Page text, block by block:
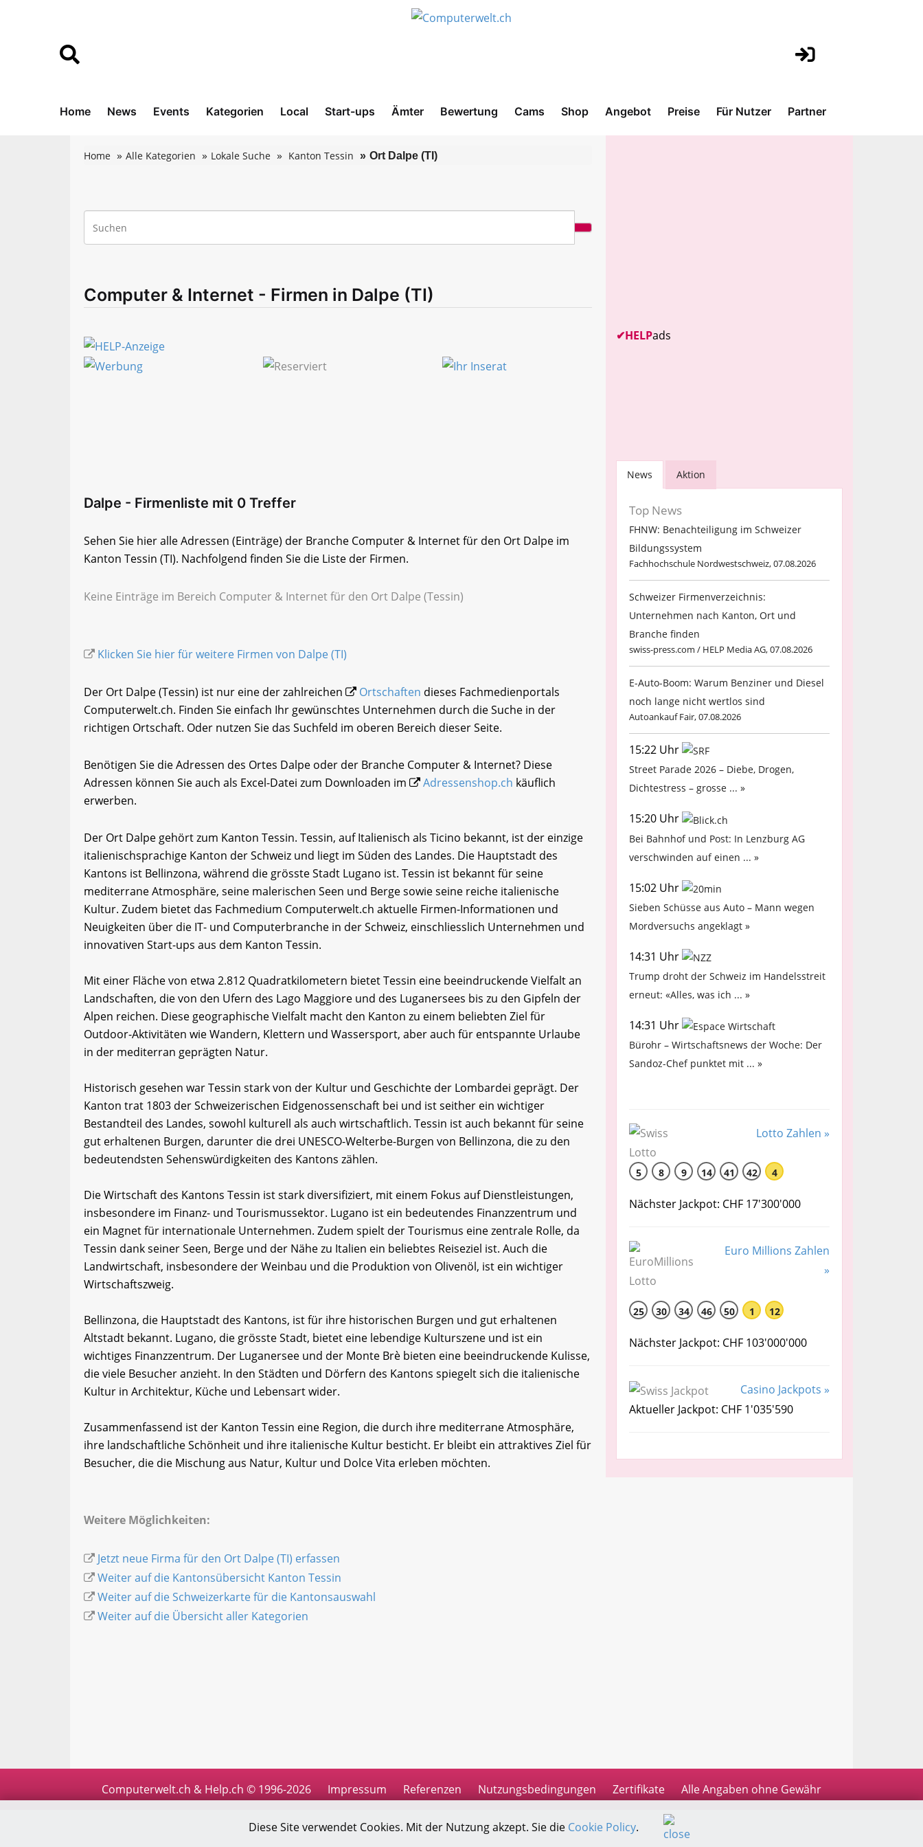
Home News Events Kategorien Local Start-ups Ämter Bewertung Cams Shop Angebot Preise Für Nutzer Partner
Home Alle Kategorien Lokale Suche Kanton Tessin Ort Dalpe (TI)
Computer & Internet - Firmen in Dalpe (TI)
Dalpe - Firmenliste mit 0 Treffer
Sehen Sie hier alle Adressen (Einträge) der Branche Computer & Internet für den Ort Dalpe im
Kanton Tessin (TI). Nachfolgend finden Sie die Liste der Firmen.
Keine Einträge im Bereich Computer & Internet für den Ort Dalpe (Tessin)
Klicken Sie hier für weitere Firmen von Dalpe (TI)
Der Ort Dalpe (Tessin) ist nur eine der zahlreichen Ortschaften dieses Fachmedienportals
Computerwelt.ch. Finden Sie einfach Ihr gewünschtes Unternehmen durch die Suche in der
richtigen Ortschaft. Oder nutzen Sie das Suchfeld im oberen Bereich dieser Seite.
Benötigen Sie die Adressen des Ortes Dalpe oder der Branche Computer & Internet? Diese
Adressen können Sie auch als Excel-Datei zum Downloaden im
Adressenshop.ch käuflich
erwerben.
Der Ort Dalpe gehört zum Kanton Tessin. Tessin, auf Italienisch als Ticino bekannt, ist der einzige
italienischsprachige Kanton der Schweiz und liegt im Süden des Landes. Die Hauptstadt des
Kantons ist Bellinzona, während die grösste Stadt Lugano ist. Tessin ist bekannt für seine
mediterrane Atmosphäre, seine malerischen Seen und Berge sowie seine reiche italienische
Kultur. Zudem bietet das Fachmedium Computerwelt.ch aktuelle Firmen-Informationen und
Neuigkeiten über die IT- und Computerbranche in der Schweiz, einschliesslich Unternehmen und
innovativen Start-ups aus dem Kanton Tessin.
Mit einer Fläche von etwa 2.812 Quadratkilometern bietet Tessin eine beeindruckende Vielfalt an
Landschaften, die von den Ufern des Lago Maggiore und des Luganersees bis zu den Gipfeln der
Alpen reichen. Diese geographische Vielfalt macht den Kanton zu einem beliebten Ziel für
Outdoor-Aktivitäten wie Wandern, Klettern und Wassersport, aber auch für entspannte Urlaube
in der mediterran geprägten Natur.
Historisch gesehen war Tessin stark von der Kultur und Geschichte der Lombardei geprägt. Der
Kanton trat 1803 der Schweizerischen Eidgenossenschaft bei und ist seither ein wichtiger
Bestandteil des Landes, sowohl kulturell als auch wirtschaftlich. Tessin ist auch bekannt für seine
gut erhaltenen Burgen, darunter die drei UNESCO-Welterbe-Burgen von Bellinzona, die zu den
bedeutendsten Sehenswürdigkeiten des Kantons zählen.
Die Wirtschaft des Kantons Tessin ist stark diversifiziert, mit einem Fokus auf Dienstleistungen,
insbesondere im Finanz- und Tourismussektor. Lugano ist ein bedeutendes Finanzzentrum und
ein Magnet für internationale Unternehmen. Zudem spielt der Tourismus eine zentrale Rolle, da
Tessin dank seiner Seen, Berge und der Nähe zu Italien ein beliebtes Reiseziel ist. Auch die
Landwirtschaft, insbesondere der Weinbau und die Produktion von Olivenöl, ist ein wichtiger
Wirtschaftszweig.
Bellinzona, die Hauptstadt des Kantons, ist für ihre historischen Burgen und gut erhaltenen
Altstadt bekannt. Lugano, die grösste Stadt, bietet eine lebendige Kulturszene und ist ein
wichtiges Finanzzentrum. Der Luganersee und der Monte Brè bieten eine beeindruckende Kulisse,
die viele Besucher anzieht. In den Städten und Dörfern des Kantons spiegelt sich die italienische
Kultur in Architektur, Küche und Lebensart wider.
Zusammenfassend ist der Kanton Tessin eine Region, die durch ihre mediterrane Atmosphäre,
ihre landschaftliche Schönheit und ihre italienische Kultur besticht. Er bleibt ein attraktives Ziel für
Besucher, die die Mischung aus Natur, Kultur und Dolce Vita erleben möchten.
Weitere Möglichkeiten:
Jetzt neue Firma für den Ort Dalpe (TI) erfassen
Weiter auf die Kantonsübersicht Kanton Tessin
Weiter auf die Schweizerkarte für die Kantonsauswahl
Weiter auf die Übersicht aller Kategorien
✔HELPads
News Aktion
Top News
FHNW: Benachteiligung im Schweizer
Bildungssystem
Fachhochschule Nordwestschweiz, 07.08.2026
Schweizer Firmenverzeichnis:
Unternehmen nach Kanton, Ort und
Branche finden
swiss-press.com / HELP Media AG, 07.08.2026
E-Auto-Boom: Warum Benziner und Diesel
noch lange nicht wertlos sind
Autoankauf Fair, 07.08.2026
15:22 Uhr
Street Parade 2026 – Diebe, Drogen,
Dichtestress – grosse ... »
15:20 Uhr
Bei Bahnhof und Post: In Lenzburg AG
verschwinden auf einen ... »
15:02 Uhr
Sieben Schüsse aus Auto – Mann wegen
Mordversuchs angeklagt »
14:31 Uhr
Trump droht der Schweiz im Handelsstreit
erneut: «Alles, was ich ... »
14:31 Uhr
Bürohr – Wirtschaftsnews der Woche: Der
Sandoz-Chef punktet mit ... »
Lotto Zahlen »
5 8 9 14 41 42 4
Nächster Jackpot: CHF 17'300'000
Euro Millions Zahlen
»
25 30 34 46 50 1 12
Nächster Jackpot: CHF 103'000'000
Casino Jackpots »
Aktueller Jackpot: CHF 1'035'590
Computerwelt.ch & Help.ch © 1996-2026 Impressum Referenzen Nutzungsbedingungen Zertifikate Alle Angaben ohne Gewähr
Diese Site verwendet Cookies. Mit der Nutzung akzept. Sie die Cookie Policy.